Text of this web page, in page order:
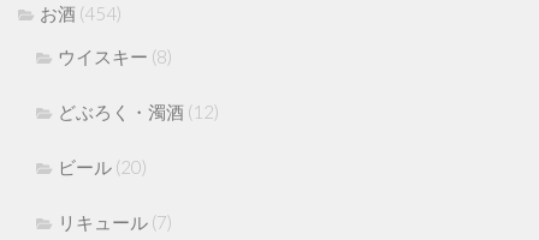
お酒 (454)
ウイスキー (8)
どぶろく・濁酒 (12)
ビール (20)
リキュール (7)